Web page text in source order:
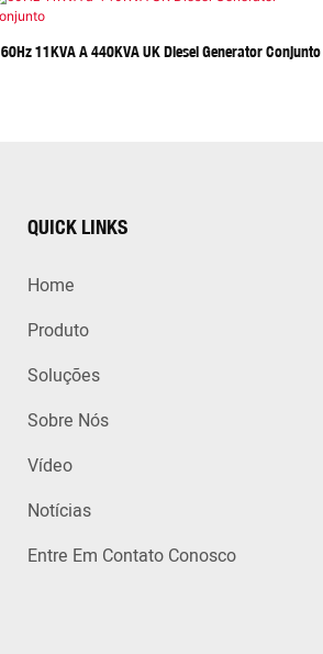
60Hz 11KVA A 440KVA UK Diesel Generator Conjunto
QUICK LINKS
Home
Produto
Soluções
Sobre Nós
Vídeo
Notícias
Entre Em Contato Conosco